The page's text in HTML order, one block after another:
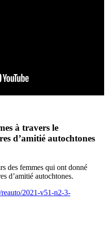
à travers le
d’amitié autochtones
des femmes qui ont donné
d’amitié autochtones.
2021-v51-n2-3-